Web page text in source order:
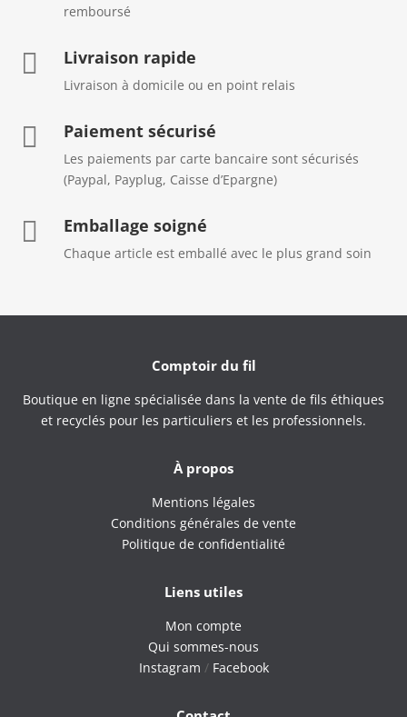
remboursé
 Livraison rapide
Livraison à domicile ou en point relais
 Paiement sécurisé
Les paiements par carte bancaire sont sécurisés
(Paypal, Payplug, Caisse d’Epargne)
 Emballage soigné
Chaque article est emballé avec le plus grand soin
Comptoir du fil
Boutique en ligne spécialisée dans la vente de fils éthiques
et recyclés pour les particuliers et les professionnels.
À propos
Mentions légales
Conditions générales de vente
Politique de confidentialité
Liens utiles
Mon compte
Qui sommes-nous
Instagram / Facebook